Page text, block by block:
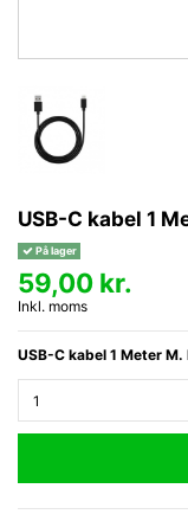
USB-C kabel 1
På lager
59,00 kr.
Inkl. moms
USB-C kabel 1 Meter